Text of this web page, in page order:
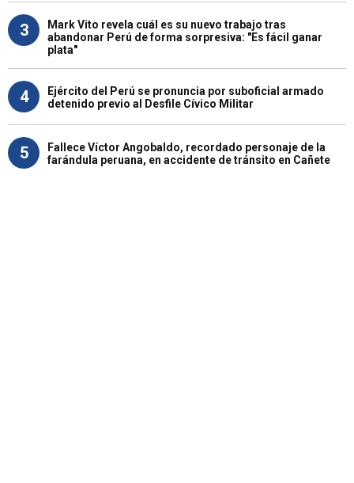
3
Mark Vito revela cuál es su nuevo trabajo tras
abandonar Perú de forma sorpresiva: "Es fácil ganar
plata"
4
Ejército del Perú se pronuncia por suboficial armado
detenido previo al Desfile Cívico Militar
5
Fallece Víctor Angobaldo, recordado personaje de la
farándula peruana, en accidente de tránsito en Cañete